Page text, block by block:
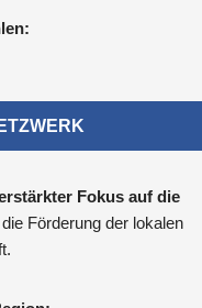
Fokus auf die
Förderung der lokalen